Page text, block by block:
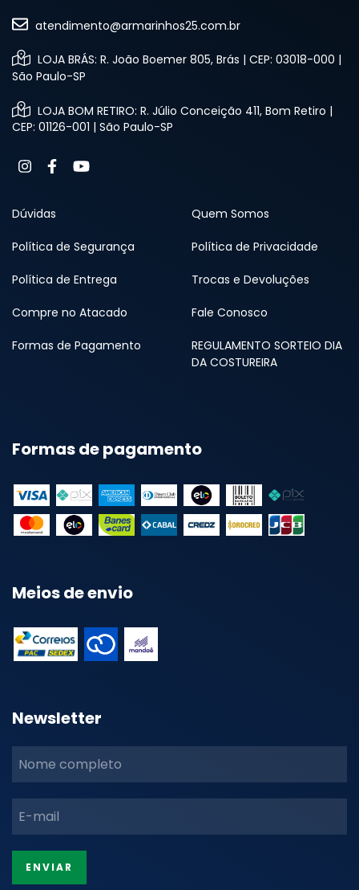
atendimento@armarinhos25.com.br
LOJA BRÁS: R. João Boemer 805, Brás | CEP: 03018-000 |
São Paulo-SP
LOJA BOM RETIRO: R. Júlio Conceição 411, Bom Retiro |
CEP: 01126-001 | São Paulo-SP
Dúvidas Quem Somos
Política de Segurança Política de Privacidade
Política de Entrega Trocas e Devoluções
Compre no Atacado Fale Conosco
Formas de Pagamento
REGULAMENTO SORTEIO DIA
DA COSTUREIRA
Formas de pagamento
Meios de envio
Newsletter